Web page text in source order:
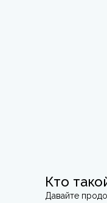
Кто
Давайте